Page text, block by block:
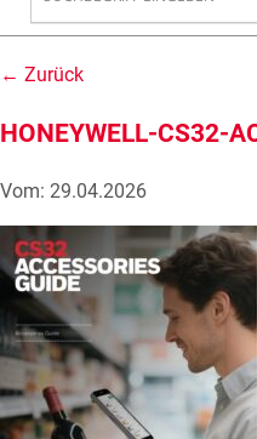
← Zurück
HONEYWELL-CS32-
Vom: 29.04.2026